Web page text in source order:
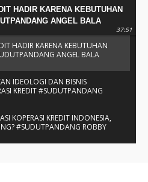
HADIR KARENA KEBUTUHAN
ANGEL BALA
37:51
HADIR KARENA KEBUTUHAN
ANGEL BALA
IDEOLOGI DAN BISNIS
KREDIT #SUDUTPANDANG
FRANSU
KOPERASI KREDIT INDONESIA,
#SUDUTPANDANG ROBBY